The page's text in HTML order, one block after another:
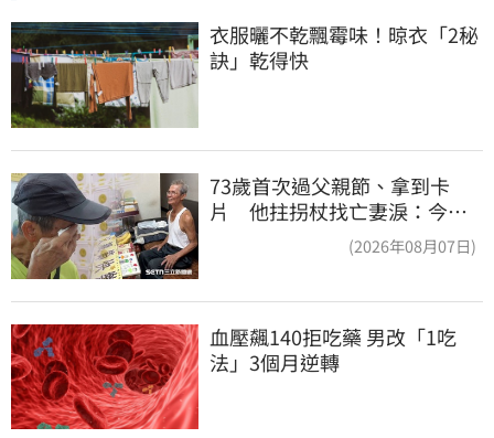
衣服曬不乾飄霉味！晾衣「2秘
訣」乾得快
73歲首次過父親節、拿到卡
片 他拄拐杖找亡妻淚：今天
好多人來幫我慶祝(2026年08月07日)
血壓飆140拒吃藥 男改「1吃
法」3個月逆轉